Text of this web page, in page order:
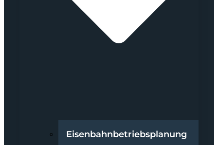
Eisenbahnbetriebsplanung